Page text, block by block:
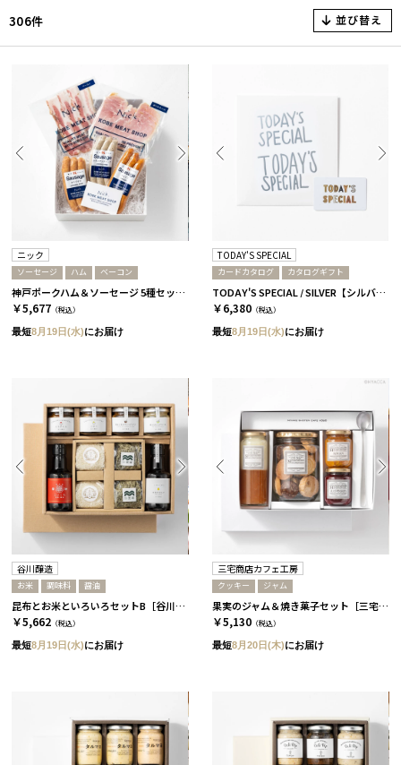
306件 並び替え
ニック
ソーセージ ハム ベーコン
神戸ポークハム＆ソーセージ 5種セット［ニック］
￥5,677 （税込）
最短8月19日(水)にお届け
TODAY'S SPECIAL
カードカタログ カタログギフト
TODAY'S SPECIAL / SILVER【シルバー】
￥6,380 （税込）
最短8月19日(水)にお届け
谷川醸造
お米 調味料 醤油
昆布とお米といろいろセットB［谷川醸造］
￥5,662 （税込）
最短8月19日(水)にお届け
三宅商店カフェ工房
クッキー ジャム
果実のジャム＆焼き菓子セット［三宅商店カフェ工房］
￥5,130 （税込）
最短8月20日(木)にお届け